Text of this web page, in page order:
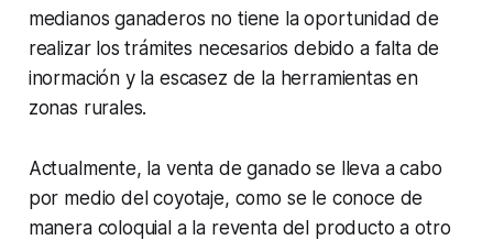
medianos ganaderos no tiene la oportunidad de
realizar los trámites necesarios debido a falta de
inormación y la escasez de la herramientas en
zonas rurales.
Actualmente, la venta de ganado se lleva a cabo
por medio del coyotaje, como se le conoce de
manera coloquial a la reventa del producto a otro